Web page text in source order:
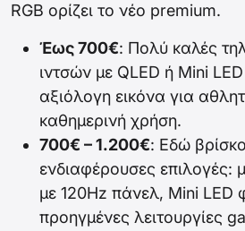
RGB ορίζει το νέο premium.
Έως 700€: Πολύ καλές
ιντσών με QLED ή Mini
αξιόλογη εικόνα για
καθημερινή χρήση.
700€ – 1.200€: Εδώ
ενδιαφέρουσες επιλογές:
με 120Hz πάνελ, Mini LED
προηγμένες λειτουργίες